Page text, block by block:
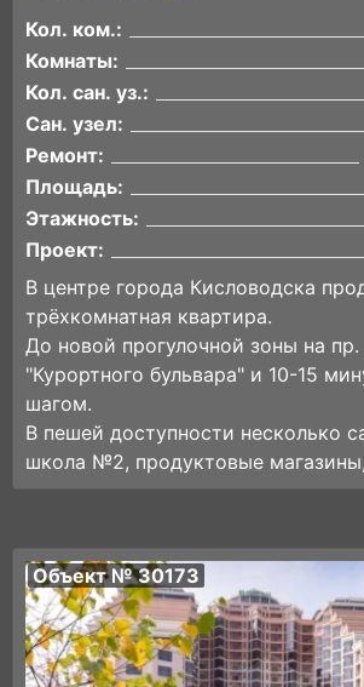
Кол. ком.:
Комнаты:
Кол. сан. уз.:
Сан. узел:
Ремонт:
Площадь:
Этажность:
Проект:
В центре города Кисловодска
трёхкомнатная квартира.
До новой прогулочной зоны на
"Курортного бульвара" и 10-15
шагом.
В пешей доступности несколько
школа №2, продуктовые магазины,
Объект № 30173